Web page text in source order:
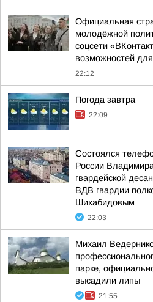
Официальная
молодёжной
соцсети
возможностей
22:12
Погода завтра
22:09
Состоялся
России
гвардейской
ВДВ гвардии
Шихабидовым
22:03
Михаил
парке,
высадили липы
21:55